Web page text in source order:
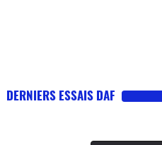
DERNIERS ESSAIS DAF